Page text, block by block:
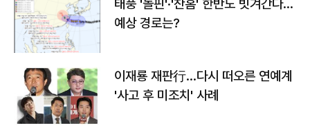
태풍 '돌핀'·'찬홈' 한반도 빗겨간다…
예상 경로는?
이재룡 재판行…다시 떠오른 연예계
'사고 후 미조치' 사례